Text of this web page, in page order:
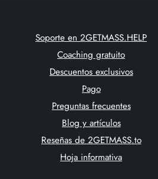
Soporte en 2GETMASS.HELP
Coaching gratuito
Descuentos exclusivos
Pago
Preguntas frecuentes
Blog y artículos
Reseñas de 2GETMASS.to
Hoja informativa